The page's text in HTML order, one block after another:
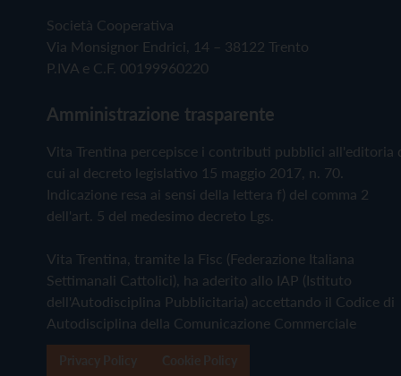
Società Cooperativa
Via Monsignor Endrici, 14 – 38122 Trento
P.IVA e C.F. 00199960220
Amministrazione trasparente
Vita Trentina percepisce i contributi pubblici all'editoria
cui al decreto legislativo 15 maggio 2017, n. 70.
Indicazione resa ai sensi della lettera f) del comma 2
dell'art. 5 del medesimo decreto Lgs.
Vita Trentina, tramite la Fisc (Federazione Italiana
Settimanali Cattolici), ha aderito allo IAP (Istituto
dell'Autodisciplina Pubblicitaria) accettando il Codice di
Autodisciplina della Comunicazione Commerciale